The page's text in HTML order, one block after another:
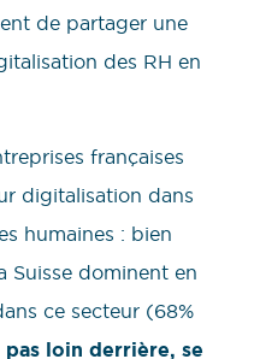
de partager une
des RH en
françaises
digitalisation dans
humaines : bien
Suisse dominent en
ce secteur (68%
pas loin derrière, se